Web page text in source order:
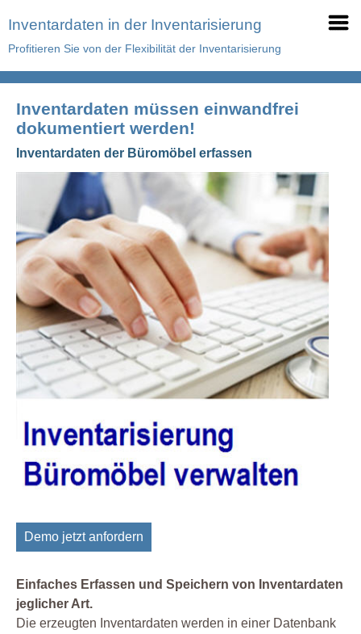
Inventardaten in der Inventarisierung
Profitieren Sie von der Flexibilität der Inventarisierung
Inventardaten müssen einwandfrei
dokumentiert werden!
Inventardaten der Büromöbel erfassen
Demo jetzt anfordern
Einfaches Erfassen und Speichern von Inventardaten
jeglicher Art.
Die erzeugten Inventardaten werden in einer Datenbank